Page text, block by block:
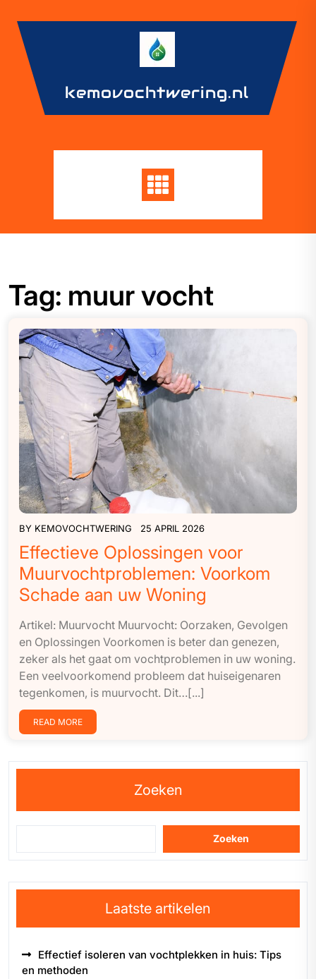
content
kemovochtwering.nl
Tag: muur vocht
BY KEMOVOCHTWERING 25 APRIL 2026
Effectieve Oplossingen voor
Muurvochtproblemen: Voorkom
Schade aan uw Woning
Artikel: Muurvocht Muurvocht: Oorzaken, Gevolgen
en Oplossingen Voorkomen is beter dan genezen,
zeker als het gaat om vochtproblemen in uw woning.
Een veelvoorkomend probleem dat huiseigenaren
tegenkomen, is muurvocht. Dit…[...]
READ MORE
Zoeken
Zoeken
Laatste artikelen
Effectief isoleren van vochtplekken in huis: Tips
en methoden